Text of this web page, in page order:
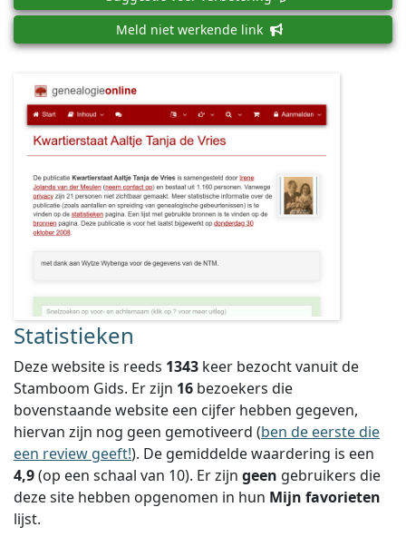
Meld niet werkende link
Statistieken
Deze website is reeds 1343 keer bezocht vanuit de
Stamboom Gids. Er zijn 16 bezoekers die
bovenstaande website een cijfer hebben gegeven,
hiervan zijn nog geen gemotiveerd (ben de eerste die
een review geeft!). De gemiddelde waardering is een
4,9(op een schaal van 10). Er zijn geen gebruikers die
deze site hebben opgenomen in hun Mijn favorieten
lijst.